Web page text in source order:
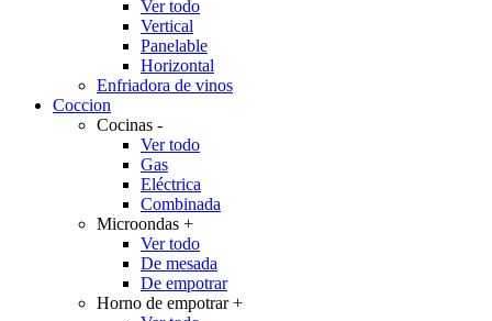
Ver todo
Vertical
Panelable
Horizontal
Enfriadora de vinos
Coccion
Cocinas -
Ver todo
Gas
Eléctrica
Combinada
Microondas +
Ver todo
De mesada
De empotrar
Horno de empotrar+